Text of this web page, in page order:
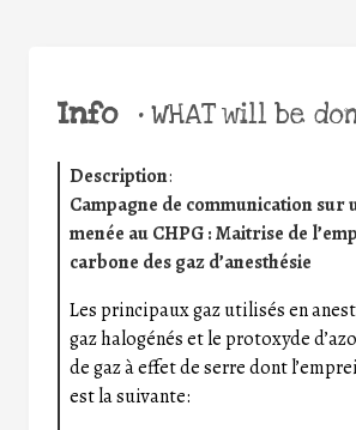
Info •WHAT will be
Description:
Campagne de communication sur
menée au CHPG : Maitrise de
carbone des gaz d’anesthésie
Les principaux gaz utilisés en
gaz halogénés et le protoxyde
de gaz à effet de serre dont
est la suivante: